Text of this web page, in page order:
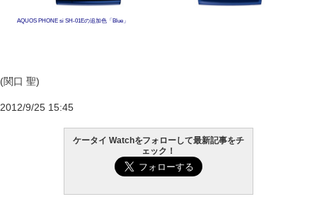
AQUOS PHONE si SH-01Eの追加色「Blue」
(関口 聖)
2012/9/25 15:45
ケータイ Watchをフォローして最新記事をチ
ェック！